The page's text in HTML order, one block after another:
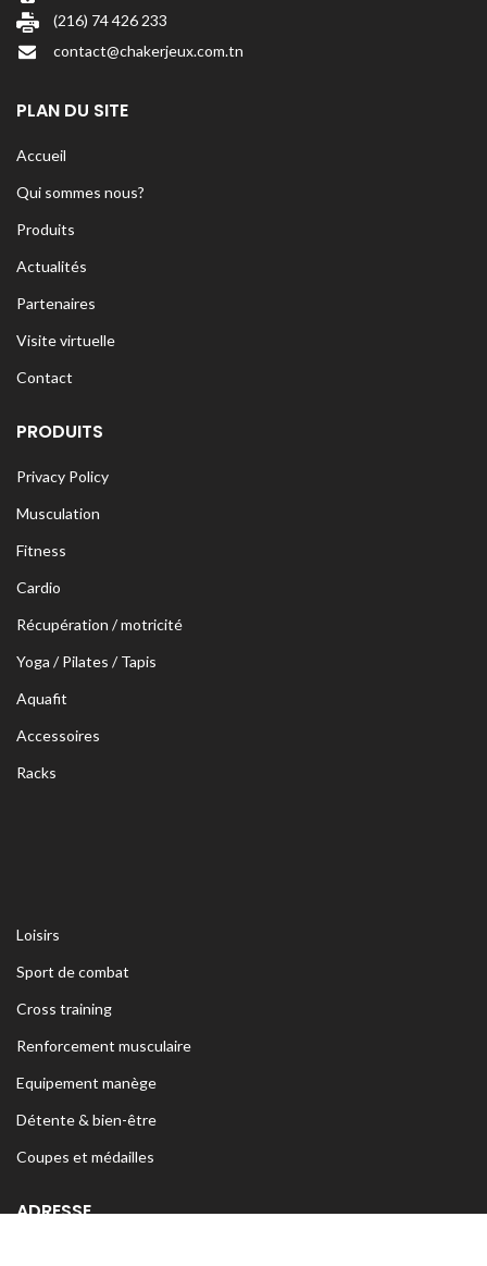
(216) 74 426 233
contact@chakerjeux.com.tn
PLAN DU SITE
Accueil
Qui sommes nous?
Produits
Actualités
Partenaires
Visite virtuelle
Contact
PRODUITS
Privacy Policy
Musculation
Fitness
Cardio
Récupération / motricité
Yoga / Pilates / Tapis
Aquafit
Accessoires
Racks
Loisirs
Sport de combat
Cross training
Renforcement musculaire
Equipement manège
Détente & bien-être
Coupes et médailles
ADRESSE